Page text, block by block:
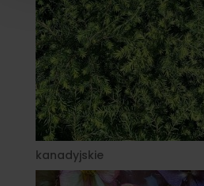
kanadyjskie